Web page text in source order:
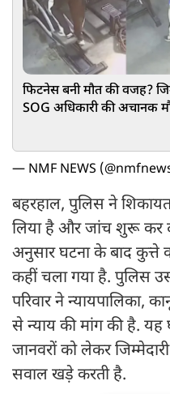
फिटनेस बनी मौत की वजह?
SOG अधिकारी की अचानक
— NMF NEWS
बहरहाल, पुलिस ने
लिया है और जांच शुरू कर
अनुसार घटना के बाद कुत्ते
कहीं चला गया है. पुलिस
परिवार ने न्यायपालिका,
से न्याय की मांग की है. यह
जानवरों को लेकर
सवाल खड़े करती है.